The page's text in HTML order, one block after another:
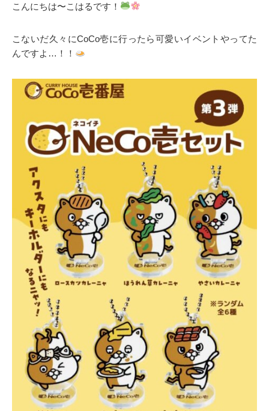
こんにちは〜こはるです！
こないだ久々にCoCo壱に行ったら可愛いイベントやってた
んですよ…！！